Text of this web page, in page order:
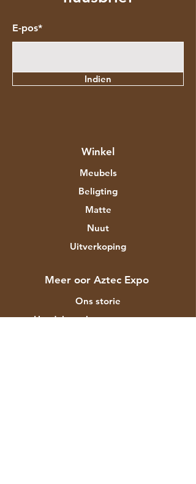
E-pos*
Indien
Winkel
Meubels
Beligting
Matte
Nuut
Uitverkoping
Meer oor Aztec Expo
Ons storie
Handelsmerke en ontwerpers